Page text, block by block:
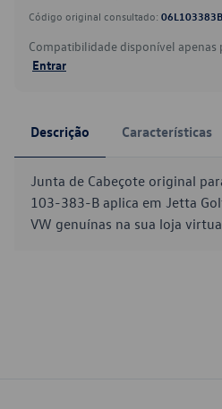
Código original consultado: 06L103383B
Compatibilidade disponível apenas
Entrar
Descrição Características
Junta de Cabeçote original
103-383-B aplica em Jetta
VW genuínas na sua loja